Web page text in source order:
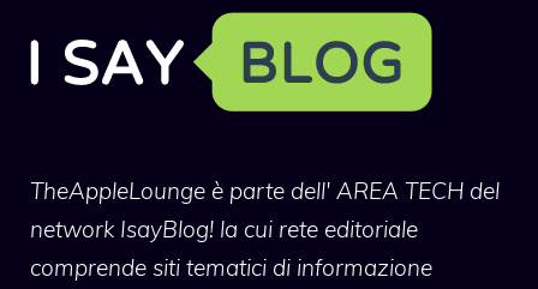
TheAppleLounge è parte dell' AREA TECH del
network IsayBlog! la cui rete editoriale
comprende siti tematici di informazione